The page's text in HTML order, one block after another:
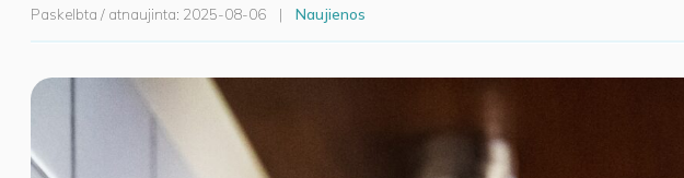
Paskelbta / atnaujinta: 2025-08-06 | Naujienos